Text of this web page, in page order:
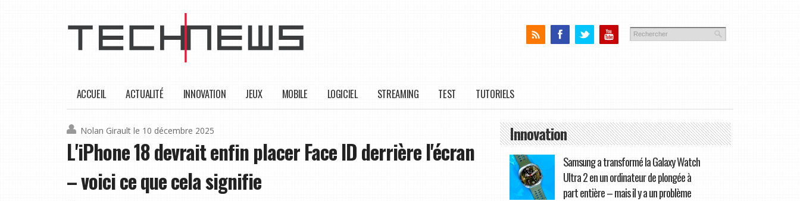
ACCUEIL ACTUALITÉ INNOVATION JEUX MOBILE LOGICIEL STREAMING TEST TUTORIELS
Nolan Girault le 10 décembre 2025
L'iPhone 18 devrait enfin placer Face ID derrière l'écran
– voici ce que cela signifie
Innovation
Samsung a transformé la Galaxy Watch
Ultra 2 en un ordinateur de plongée à
part entière – mais il y a un problème